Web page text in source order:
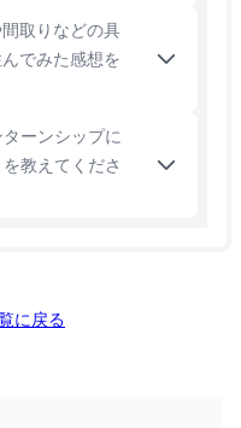
取りなどの具
でみた感想を
ーンシップに
教えてくださ
に戻る